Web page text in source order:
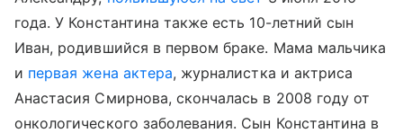
года. У Константина также есть 10-летний сын
Иван, родившийся в первом браке. Мама мальчика
и первая жена актера, журналистка и актриса
Анастасия Смирнова, скончалась в 2008 году от
онкологического заболевания. Сын Константина в